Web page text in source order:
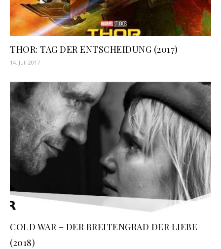
THOR: TAG DER ENTSCHEIDUNG (2017)
14. Juli 2017
COLD WAR – DER BREITENGRAD DER LIEBE
(2018)